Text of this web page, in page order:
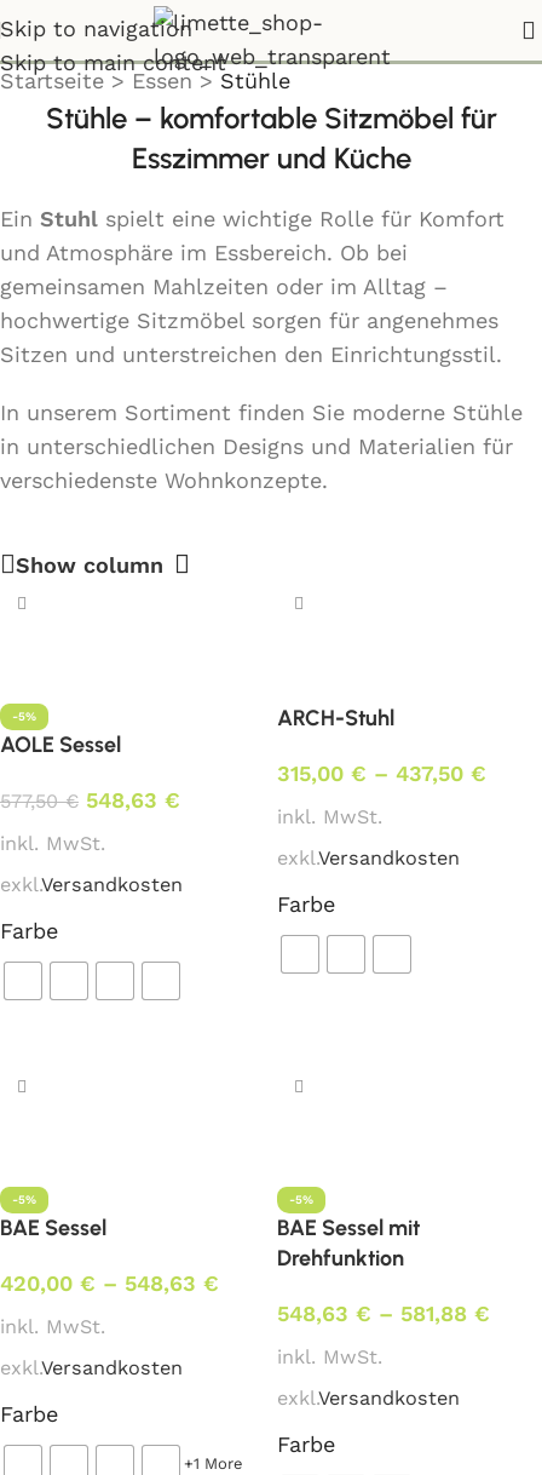
Skip to navigation
Skip to main content
Stühle
Startseite > Essen > Stühle
Stühle – komfortable Sitzmöbel für
Esszimmer und Küche
Ein Stuhl spielt eine wichtige Rolle für Komfort
und Atmosphäre im Essbereich. Ob bei
gemeinsamen Mahlzeiten oder im Alltag –
hochwertige Sitzmöbel sorgen für angenehmes
Sitzen und unterstreichen den Einrichtungsstil.
In unserem Sortiment finden Sie moderne Stühle
in unterschiedlichen Designs und Materialien für
verschiedenste Wohnkonzepte.
Show column
-5%
AOLE Sessel
577,50€ 548,63 €
inkl. MwSt.
exkl.Versandkosten
Farbe
ARCH-Stuhl
315,00 € – 437,50 €
inkl. MwSt.
exkl.Versandkosten
Farbe
-5%
BAE Sessel
420,00 € – 548,63 €
inkl. MwSt.
exkl.Versandkosten
Farbe
+1 More
-5%
BAE Sessel mit
Drehfunktion
548,63 € – 581,88 €
inkl. MwSt.
exkl.Versandkosten
Farbe